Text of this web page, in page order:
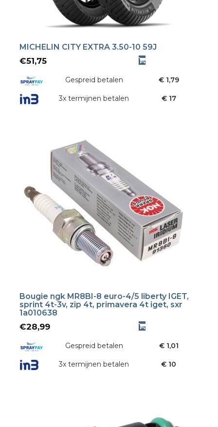
MICHELIN CITY EXTRA 3.50-10 59J
€51,75
Gespreid betalen € 1,79
3x termijnen betalen € 17
Bougie ngk MR8BI-8 euro-4/5 liberty IGET,
sprint 4t-3v, zip 4t, primavera 4t iget, sxr
1a010638
€28,99
Gespreid betalen € 1,01
3x termijnen betalen € 10